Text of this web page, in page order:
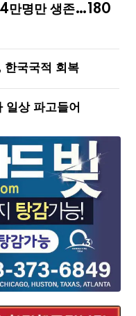
만명만 생존…180
한국국적 회복
일상 파고들어